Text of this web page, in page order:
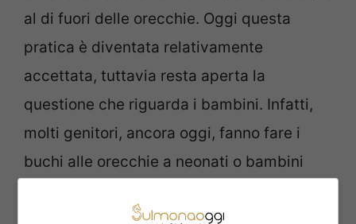
al di fuori delle orecchie. Oggi questa
pratica è diventata relativamente
accettata, tuttavia resta aperta la
questione che riguarda i bambini. Infatti,
molti genitori, ancora oggi, fanno fare i
buchi alle orecchie a neonati o bambini